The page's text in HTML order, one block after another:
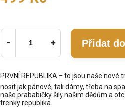
Přidat
PRVNÍ REPUBLIKA – to jsou naše
nosit jak pánové, tak dámy, třeba na
naše prababičky šily našim dědům a
trenky republika.